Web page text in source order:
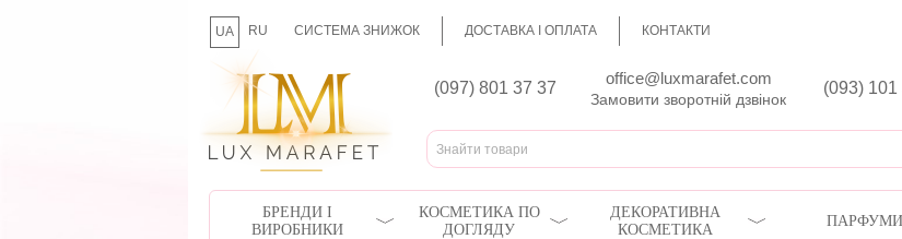
UA RU СИСТЕМА ЗНИЖОК ДОСТАВКА І ОПЛАТА КОНТАКТИ
(097) 801 37 37
office@luxmarafet.com
(093) 101
Замовити зворотній дзвінок
БРЕНДИ І
ВИРОБНИКИ
КОСМЕТИКА ПО
ДОГЛЯДУ
ДЕКОРАТИВНА
КОСМЕТИКА
ПАРФУМИ